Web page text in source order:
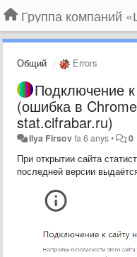
Общий Errors
Подключение
(ошибка в
stat.cifrabar.ru)
Ilya Firsovfa 6 anys• 0
При открытии сайта
последней версии